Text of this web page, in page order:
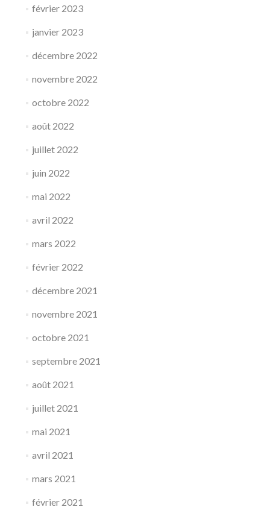
février 2023
janvier 2023
décembre 2022
novembre 2022
octobre 2022
août 2022
juillet 2022
juin 2022
mai 2022
avril 2022
mars 2022
février 2022
décembre 2021
novembre 2021
octobre 2021
septembre 2021
août 2021
juillet 2021
mai 2021
avril 2021
mars 2021
février 2021